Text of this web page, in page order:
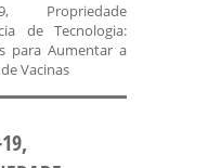
Propriedade
de Tecnologia:
para Aumentar a
Vacinas